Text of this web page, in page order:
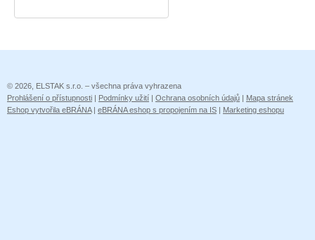
© 2026, ELSTAK s.r.o. – všechna práva vyhrazena
Prohlášení o přístupnosti | Podmínky užití | Ochrana osobních údajů | Mapa stránek
Eshop vytvořila eBRÁNA| eBRÁNA eshop s propojením na IS | Marketing eshopu